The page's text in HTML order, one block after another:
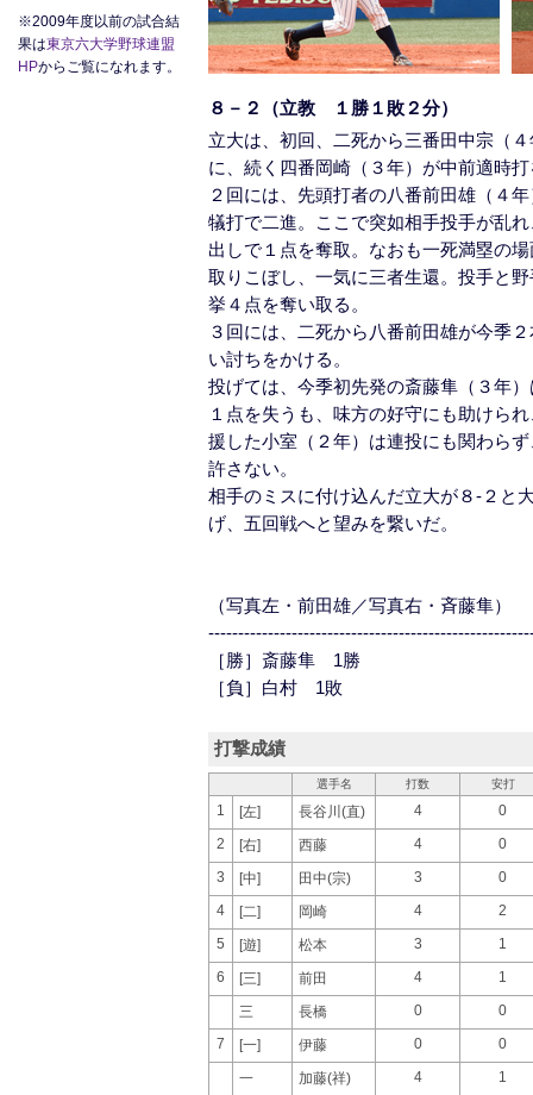
※2009年度以前の試合結
果は東京六大学野球連盟
HPからご覧になれます。
８－２（立教 １勝１敗２分）
立大は、初回、二死から三番田中宗（
に、続く四番岡崎（３年）が中前適時
２回には、先頭打者の八番前田雄（４
犠打で二進。ここで突如相手投手が乱
出しで１点を奪取。なおも一死満塁の
取りこぼし、一気に三者生還。投手と
挙４点を奪い取る。
３回には、二死から八番前田雄が今季
い討ちをかける。
投げては、今季初先発の斎藤隼（３年
１点を失うも、味方の好守にも助けら
援した小室（２年）は連投にも関わら
許さない。
相手のミスに付け込んだ立大が８‐２と
げ、五回戦へと望みを繋いだ。
（写真左・前田雄／写真右・斉藤隼）
［勝］斎藤隼 1勝
［負］白村 1敗
打撃成績
選手名 打数 安打
1 [左] 長谷川(直) 4
0
2
[右] 西藤 4
0
3
[中] 田中(宗) 3
0
4
[二] 岡崎 4
2
5
[遊] 松本 3
1
6
[三] 前田 4 1
三 長橋 0
0
7
[一] 伊藤 0 0
一 加藤(祥) 4 1